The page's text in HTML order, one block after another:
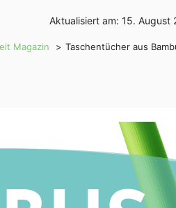
Aktualisiert am: 15. August
Magazin Taschentücher aus